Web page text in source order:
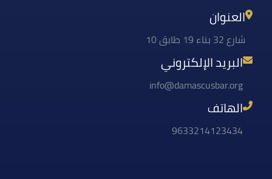
العنوان
شارع 32 بناء 19 طابق 10
البريد الإلكتروني
info@damascusbar.org
الهاتف
9633214123434